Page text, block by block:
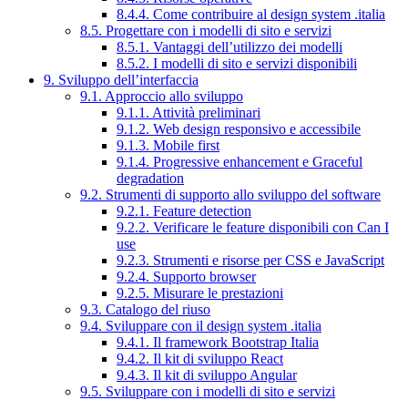
8.4.4. Come contribuire al design system .italia
8.5. Progettare con i modelli di sito e servizi
8.5.1. Vantaggi dell’utilizzo dei modelli
8.5.2. I modelli di sito e servizi disponibili
9. Sviluppo dell’interfaccia
9.1. Approccio allo sviluppo
9.1.1. Attività preliminari
9.1.2. Web design responsivo e accessibile
9.1.3. Mobile first
9.1.4. Progressive enhancement e Graceful
degradation
9.2. Strumenti di supporto allo sviluppo del software
9.2.1. Feature detection
9.2.2. Verificare le feature disponibili con Can I
use
9.2.3. Strumenti e risorse per CSS e JavaScript
9.2.4. Supporto browser
9.2.5. Misurare le prestazioni
9.3. Catalogo del riuso
9.4. Sviluppare con il design system .italia
9.4.1. Il framework Bootstrap Italia
9.4.2. Il kit di sviluppo React
9.4.3. Il kit di sviluppo Angular
9.5. Sviluppare con i modelli di sito e servizi